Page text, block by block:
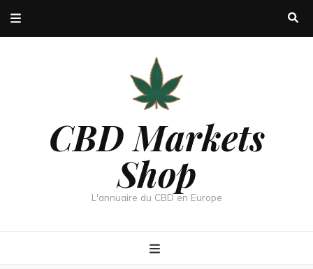
CBD Markets
Shop
L'annuaire du CBD en Europe